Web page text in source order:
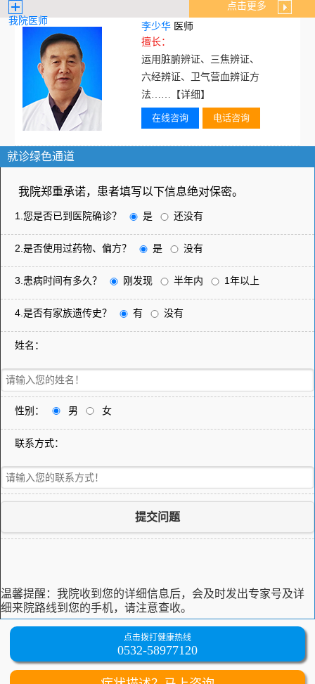
我院医师
点击更多
李少华 医师
擅长：
运用脏腑辨证、三焦辨证、
六经辨证、卫气营血辨证方
法……
【详细】
在线咨询 电话咨询
就诊绿色通道
我院郑重承诺，患者填写以下信息绝对保密。
1.您是否已到医院确诊？ 是 还没有
2.是否使用过药物、偏方？ 是 没有
3.患病时间有多久？ 刚发现 半年内 1年以上
4.是否有家族遗传史？ 有 没有
姓名：
性别： 男 女
联系方式：
提交问题
温馨提醒： 我院收到您的详细信息后，会及时发出专家号及详
细来院路线到您的手机，请注意查收。
点击拨打健康热线
0532-58977120